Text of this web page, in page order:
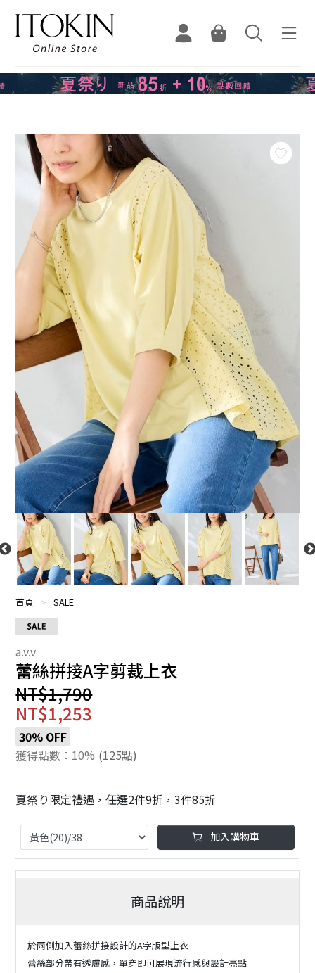
首頁 > SALE
蕾絲拼接A字剪裁上衣
NT$1,790
NT$1,253
30% OFF
獲得點數：10% (125點)
夏祭り限定禮遇，任選2件9折，3件85折
加入購物車
商品說明
於兩側加入蕾絲拼接設計的A字版型上衣
蕾絲部分帶有透膚感，單穿即可展現流行感與設計亮點